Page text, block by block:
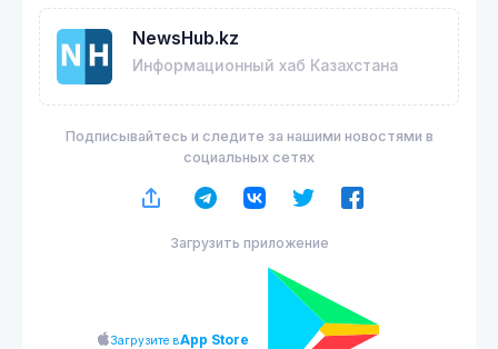
NewsHub.kz
Информационный хаб Казахстана
Подписывайтесь и следите за нашими новостями в
социальных сетях
Загрузить приложение
Загрузите вApp Store